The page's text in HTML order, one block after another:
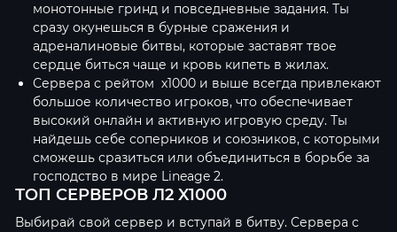
монотонные гринд и повседневные задания. Ты
сразу окунешься в бурные сражения и
адреналиновые битвы, которые заставят твое
сердце биться чаще и кровь кипеть в жилах.
Сервера с рейтом х1000 и выше всегда привлекают
большое количество игроков, что обеспечивает
высокий онлайн и активную игровую среду. Ты
найдешь себе соперников и союзников, с которыми
сможешь сразиться или объединиться в борьбе за
господство в мире Lineage 2.
ТОП СЕРВЕРОВ Л2 X1000
Выбирай свой сервер и вступай в битву. Сервера с